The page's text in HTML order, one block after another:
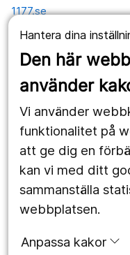
Hantera dina
Den här
använder
Vi använder
funktionalitet på
att ge dig en
kan vi med ditt
sammanställa
webbplatsen.
Anpassa kakor
1177.se
Länstrafiken
Vårdgivare
Följ oss
Facebook
portraitInstagram